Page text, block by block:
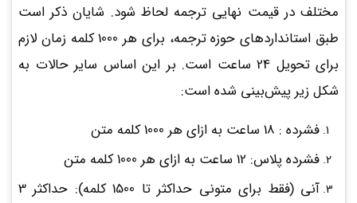
مختلف در قیمت نهایی ترجمه لحاظ شود. شایان‌ ذکر است
طبق استانداردهای حوزه ترجمه، برای هر 1000 کلمه زمان لازم
برای تحویل 24 ساعت است. بر این اساس سایر حالات به
شکل زیر پیش‌بینی‌ شده است:
فشرده : 18 ساعت به ازای هر 1000 کلمه متن
فشرده پلاس: 12 ساعت به ازای هر 1000 کلمه متن
آنی (فقط برای متونی حداکثر تا 1500 کلمه): حداکثر 3